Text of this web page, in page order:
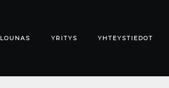
LOUNAS YRITYS YHTEYSTIEDOT